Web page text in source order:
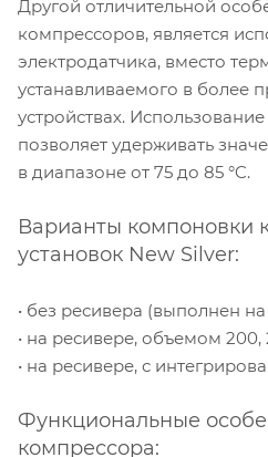
Другой отличительной
компрессоров, является
электродатчика, вместо
устанавливаемого в более
устройствах.
позволяет удерживать
в диапазоне от 75 до 85 °C.
Варианты компоновки
установок New Silver:
• без ресивера (выполнен
• на ресивере, объемом
• на ресивере, с
Функциональные
компрессора: